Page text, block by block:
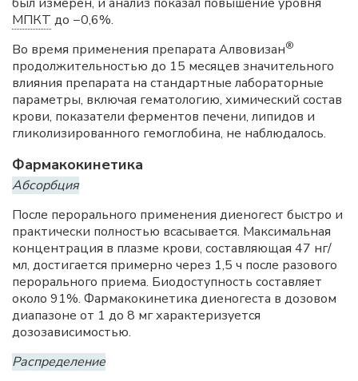
МПКТ до −0,6%.
Во время применения препарата Алвовизан®
продолжительностью до 15 месяцев значительного
влияния препарата на стандартные лабораторные
параметры, включая гематологию, химический состав
крови, показатели ферментов печени, липидов и
гликолизированного гемоглобина, не наблюдалось.
Фармакокинетика
Абсорбция
После перорального применения диеногест быстро и
практически полностью всасывается. Максимальная
концентрация в плазме крови, составляющая 47 нг/
мл, достигается примерно через 1,5 ч после разового
перорального приема. Биодоступность составляет
около 91%. Фармакокинетика диеногеста в дозовом
диапазоне от 1 до 8 мг характеризуется
дозозависимостью.
Распределение